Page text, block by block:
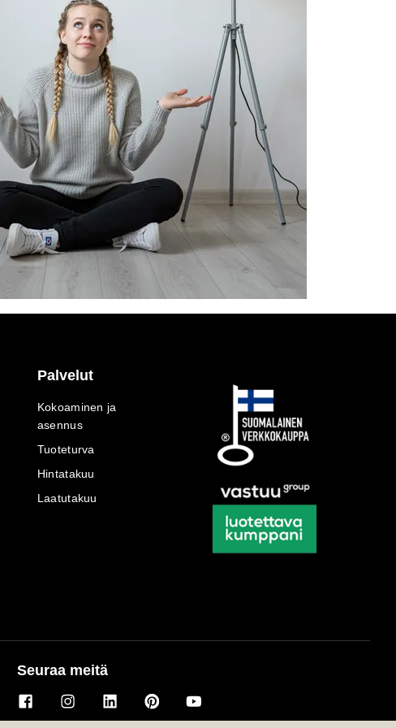
Palvelut
Kokoaminen ja
asennus
Tuoteturva
Hintatakuu
Laatutakuu
Seuraa meitä